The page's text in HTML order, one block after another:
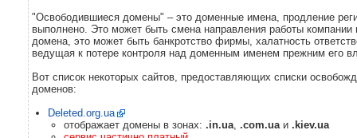
"Освободившиеся домены" – это доменные имена, продление
выполнено. Это может быть смена направления работы компании
домена, это может быть банкротство фирмы, халатность
ведущая к потере контроля над доменным именем прежним его
Вот список некоторых сайтов, предоставляющих списки
доменов:
Deleted.org.ua
отображает домены в зонах: .in.ua, .com.uaи .kiev.ua